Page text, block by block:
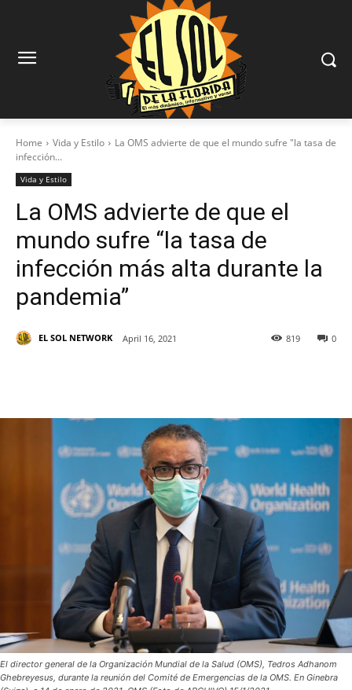
Home Vida y Estilo
La OMS advierte de que el mundo sufre "la tasa de
infección...
Vida y Estilo
La OMS advierte de que el
mundo sufre “la tasa de
infección más alta durante la
pandemia”
EL SOL NETWORK April 16, 2021 0
819
El director general de la Organización Mundial de la Salud (OMS), Tedros Adhanom
Ghebreyesus, durante la reunión del Comité de Emergencias de la OMS. En Ginebra